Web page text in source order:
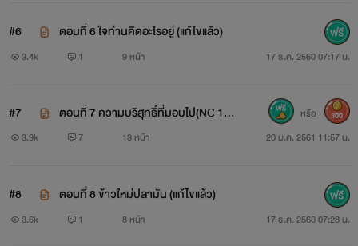
#6 ตอนที่ 6 ใจท่านคิดอะไรอยู่ (แก้ไขแล้ว)
3.4k 1 9 หน้า 17 ธ.ค. 2560 07:17 น.
#7
ตอนที่ 7 ความบริสุทธิ์ที่มอบไป(NC 18
+) /(แก้ไขแล้ว)
3.9k 7 13 หน้า 20 ม.ค. 2561 11:57 น.
หรือ 300
#8 ตอนที่ 8 ข้าวใหม่ปลามัน (แก้ไขแล้ว)
3.6k 1 8 หน้า 17 ธ.ค. 2560 07:28 น.